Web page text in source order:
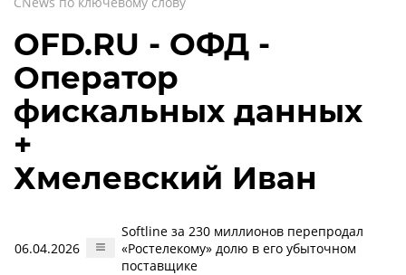
OFD.RU - ОФД -
Оператор
фискальных данных
+
Хмелевский Иван
06.04.2026
Softline за 230 миллионов перепродал
«Ростелекому» долю в его убыточном
поставщике